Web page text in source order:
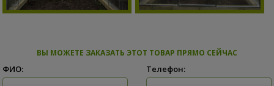
ВЫ МОЖЕТЕ ЗАКАЗАТЬ ЭТОТ ТОВАР ПРЯМО СЕЙЧАС
ФИО: Телефон: